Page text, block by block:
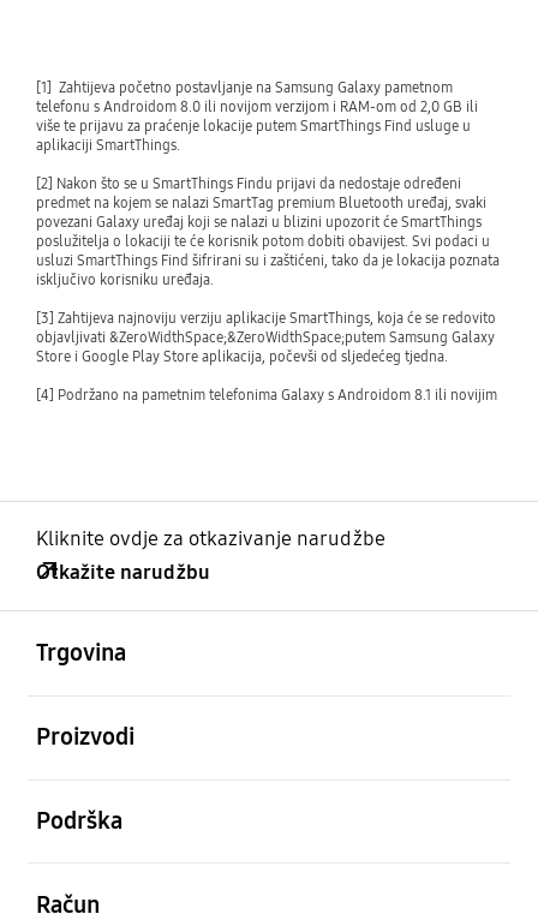
[1] Zahtijeva početno postavljanje na Samsung Galaxy pametnom
telefonu s Androidom 8.0 ili novijom verzijom i RAM-om od 2,0 GB ili
više te prijavu za praćenje lokacije putem SmartThings Find usluge u
aplikaciji SmartThings.
[2] Nakon što se u SmartThings Findu prijavi da nedostaje određeni
predmet na kojem se nalazi SmartTag premium Bluetooth uređaj, svaki
povezani Galaxy uređaj koji se nalazi u blizini upozorit će SmartThings
poslužitelja o lokaciji te će korisnik potom dobiti obavijest. Svi podaci u
usluzi SmartThings Find šifrirani su i zaštićeni, tako da je lokacija poznata
isključivo korisniku uređaja.
[3] Zahtijeva najnoviju verziju aplikacije SmartThings, koja će se redovito
objavljivati &ZeroWidthSpace;&ZeroWidthSpace;putem Samsung Galaxy
Store i Google Play Store aplikacija, počevši od sljedećeg tjedna.
[4] Podržano na pametnim telefonima Galaxy s Androidom 8.1 ili novijim
Kliknite ovdje za otkazivanje narudžbe
Otkažite narudžbu
Trgovina
Proizvodi
Podrška
Račun